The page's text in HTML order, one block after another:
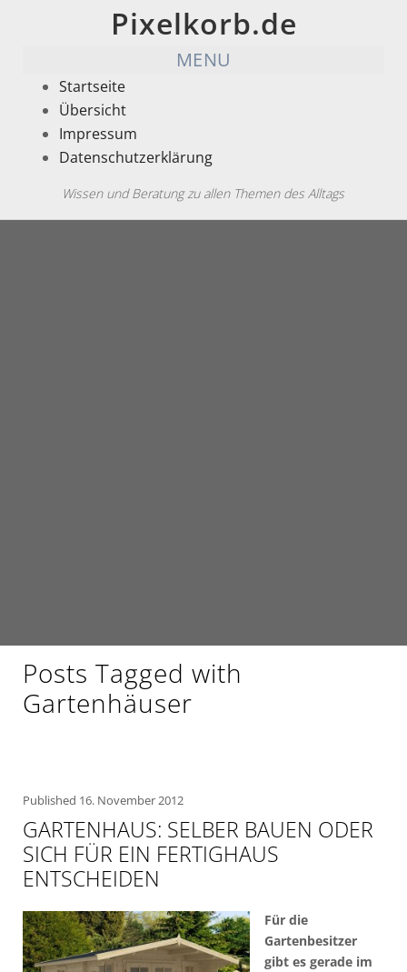
Pixelkorb.de
MENU
Startseite
Übersicht
Impressum
Datenschutzerklärung
Wissen und Beratung zu allen Themen des Alltags
Posts Tagged with
Gartenhäuser
Published 16. November 2012
GARTENHAUS: SELBER BAUEN ODER
SICH FÜR EIN FERTIGHAUS
ENTSCHEIDEN
Für die
Gartenbesitzer
gibt es gerade im